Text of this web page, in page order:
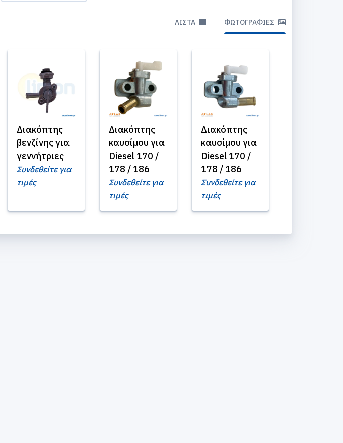
ΛΊΣΤΑ ΦΩΤΟΓΡΑΦΊΕΣ
Διακόπτης
βενζίνης για
γεννήτριες
Συνδεθείτε για
τιμές
Διακόπτης
καυσίμου για
Diesel 170 /
178 / 186
Συνδεθείτε για
τιμές
Διακόπτης
καυσίμου για
Diesel 170 /
178 / 186
Συνδεθείτε για
τιμές